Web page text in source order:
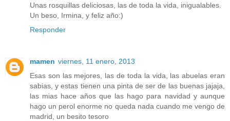
Unas rosquillas deliciosas, las de toda la vida, inigualables.
Un beso, Irmina, y feliz año:)
Responder
mamen viernes, 11 enero, 2013
Esas son las mejores, las de toda la vida, las abuelas eran
sabias, y estas tienen una pinta de ser de las buenas jajaja,
las mias hace años que las hago para navidad y aunque
hago un perol enorme no queda nada cuando me vengo de
madrid, un besito tesoro